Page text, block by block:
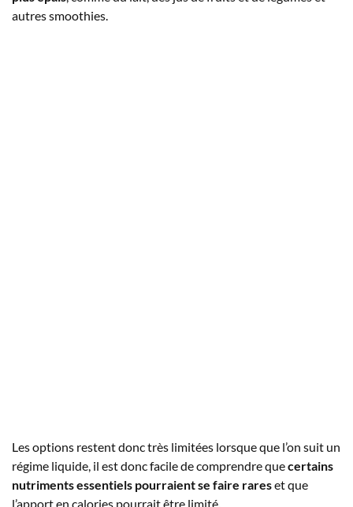
autres smoothies.
Les options restent donc très limitées lorsque que l’on suit un
régime liquide, il est donc facile de comprendre quecertains
nutriments essentiels pourraient se faire rareset que
l’apport en calories pourrait être limité.